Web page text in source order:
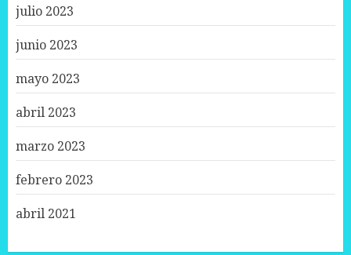
julio 2023
junio 2023
mayo 2023
abril 2023
marzo 2023
febrero 2023
abril 2021